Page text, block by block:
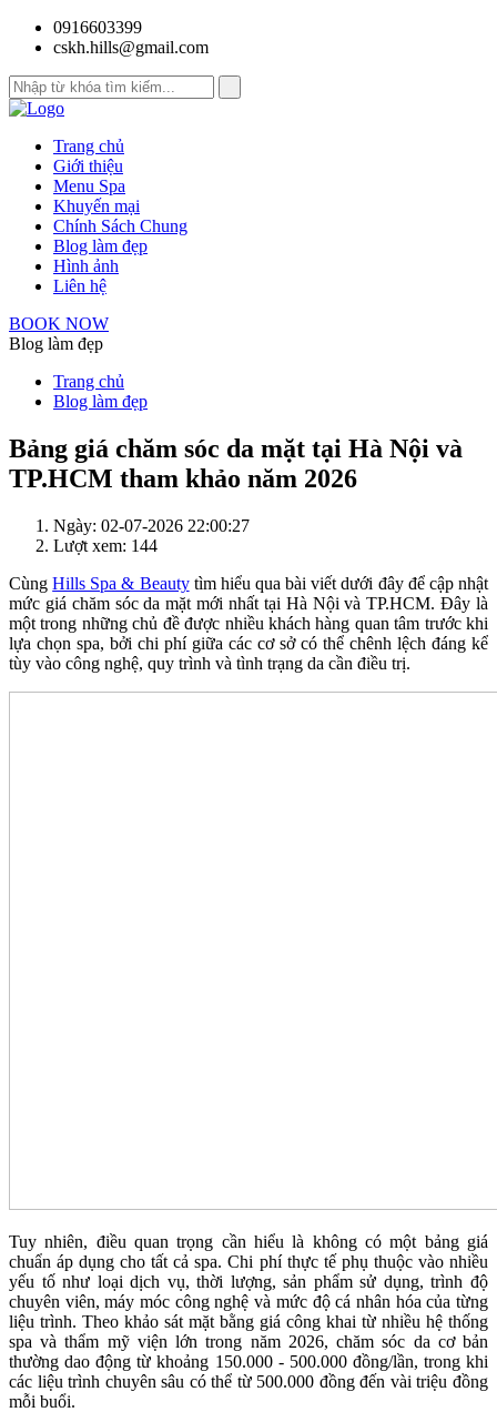
0916603399
cskh.hills@gmail.com
Trang chủ
Giới thiệu
Menu Spa
Khuyến mại
Chính Sách Chung
Blog làm đẹp
Hình ảnh
Liên hệ
BOOK NOW
Blog làm đẹp
Trang chủ
Blog làm đẹp
Bảng giá chăm sóc da mặt tại Hà Nội và
TP.HCM tham khảo năm 2026
Ngày: 02-07-2026 22:00:27
Lượt xem: 144
CùngHills Spa & Beautytìm hiểu qua bài viết dưới đây để cập nhật
mức giá chăm sóc da mặt mới nhất tại Hà Nội và TP.HCM. Đây là
một trong những chủ đề được nhiều khách hàng quan tâm trước khi
lựa chọn spa, bởi chi phí giữa các cơ sở có thể chênh lệch đáng kể
tùy vào công nghệ, quy trình và tình trạng da cần điều trị.
Tuy nhiên, điều quan trọng cần hiểu là không có một bảng giá
chuẩn áp dụng cho tất cả spa. Chi phí thực tế phụ thuộc vào nhiều
yếu tố như loại dịch vụ, thời lượng, sản phẩm sử dụng, trình độ
chuyên viên, máy móc công nghệ và mức độ cá nhân hóa của từng
liệu trình. Theo khảo sát mặt bằng giá công khai từ nhiều hệ thống
spa và thẩm mỹ viện lớn trong năm 2026, chăm sóc da cơ bản
thường dao động từ khoảng 150.000 - 500.000 đồng/lần, trong khi
các liệu trình chuyên sâu có thể từ 500.000 đồng đến vài triệu đồng
mỗi buổi.